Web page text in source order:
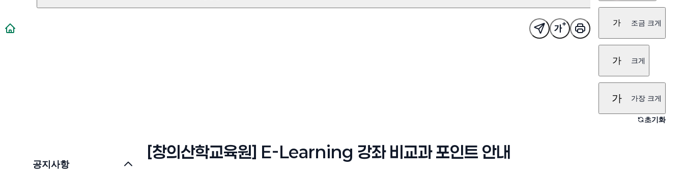
가 조금 크게
가 크게
가 가장 크게
초기화
공지사항
[창의산학교육원] E-Learning 강좌 비교과 포인트 안내